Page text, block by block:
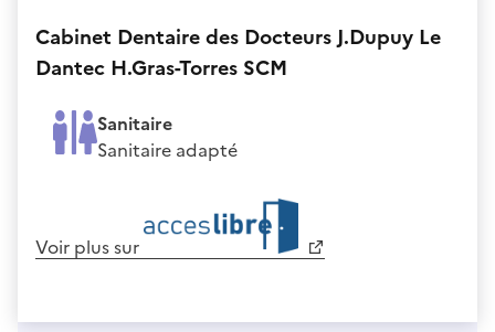
Cabinet Dentaire des Docteurs J.Dupuy Le
Dantec H.Gras-Torres SCM
Sanitaire
Sanitaire adapté
Voir plus sur